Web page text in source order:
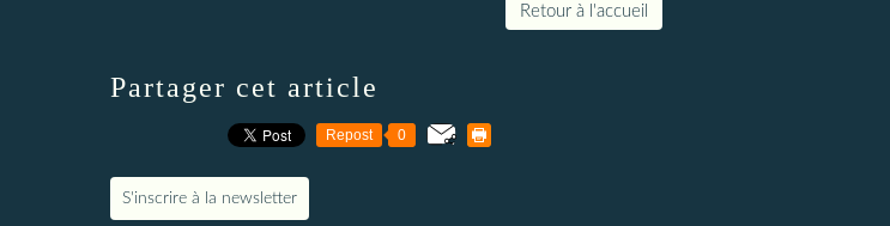
Retour à l'accueil
Partager cet article
Repost 0
S'inscrire à la newsletter